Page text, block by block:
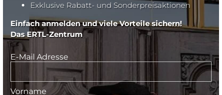
Exklusive Rabatt- und Sonderpreisaktionen
Einfach anmelden und viele Vorteile sichern!
Das ERTL-Zentrum
E-Mail Adresse
Vorname